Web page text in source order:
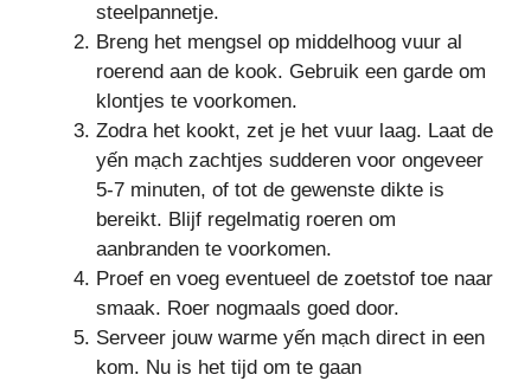
steelpannetje.
Breng het mengsel op middelhoog vuur al
roerend aan de kook. Gebruik een garde om
klontjes te voorkomen.
Zodra het kookt, zet je het vuur laag. Laat de
yến mạch zachtjes sudderen voor ongeveer
5-7 minuten, of tot de gewenste dikte is
bereikt. Blijf regelmatig roeren om
aanbranden te voorkomen.
Proef en voeg eventueel de zoetstof toe naar
smaak. Roer nogmaals goed door.
Serveer jouw warme yến mạch direct in een
kom. Nu is het tijd om te gaan